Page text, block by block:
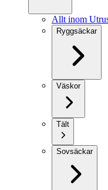
Allt inom
Ryggsäckar
Väskor
Tält
Sovsäckar